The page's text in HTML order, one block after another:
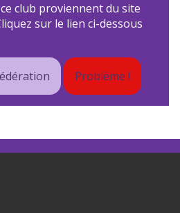
club proviennent du site
sur le lien ci-dessous
Problème !